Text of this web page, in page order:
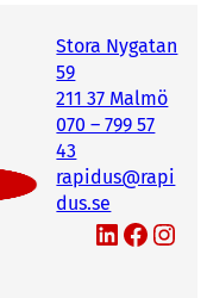
Stora Nygatan
59
211 37 Malmö
070 – 799 57
43
rapidus@rapi
dus.se
LinkedIn Facebook Instagram